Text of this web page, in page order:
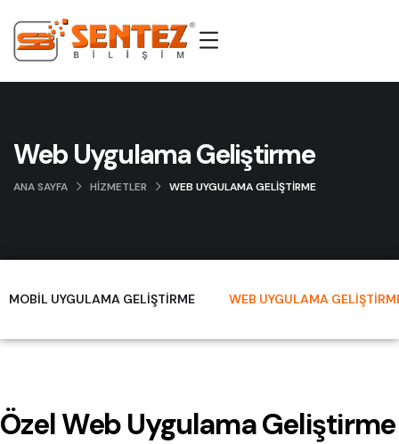
Web Uygulama Geliştirme
ANA SAYFA HIZMETLER WEB UYGULAMA GELIŞTIRME
MOBIL UYGULAMA GELIŞTIRME WEB UYGULAMA
Özel Web Uygulama Geliştirme